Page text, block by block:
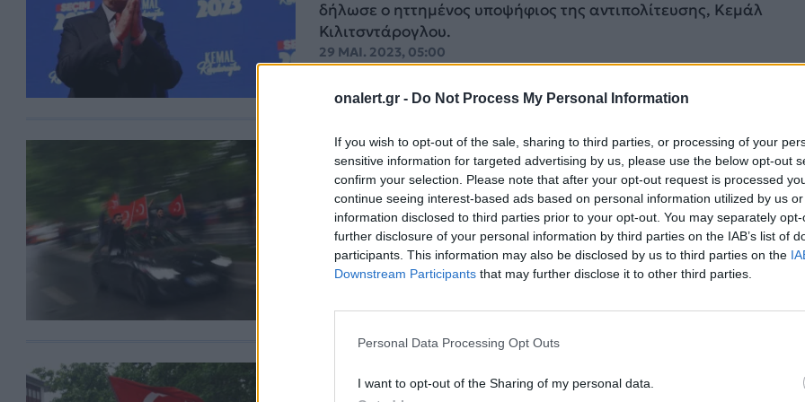
onalert.gr - Do Not Process My Personal Information
If you wish to opt-out of the sale, sharing to third parties, or processing of your
sensitive information for targeted advertising by us, please use the below opt-out
confirm your selection. Please note that after your opt-out request is processed
continue seeing interest-based ads based on personal information utilized by us
information disclosed to third parties prior to your opt-out. You may separately
further disclosure of your personal information by third parties on the IAB’s list of
participants. This information may also be disclosed by us to third parties on the
Downstream Participants that may further disclose it to other third parties.
Personal Data Processing Opt Outs
I want to opt-out of the Sharing of my personal data.
δήλωσε ο ηττημένος υποψήφιος της αντιπολίτευσης, Κεμάλ
Κιλιτσντάρογλου.
29 ΜΑΙ. 2023, 05:00
Ερντογάν: Κερδίζει νέα προεδρική θητεία μετά
εκλογές της 28ης Μαΐου στην Τουρκία
Ο Ερντογάν φέρεται να εξασφαλίζει σχετικά άνετα ακόμη μία
θητεία στην Τουρκία, αν και για να το επιτύχει χρειάστηκε...
28 ΜΑΙ. 2023, 19:57
Εκλογές στην Τουρκία: «Πήρε κεφάλι» ο Ερντογάν